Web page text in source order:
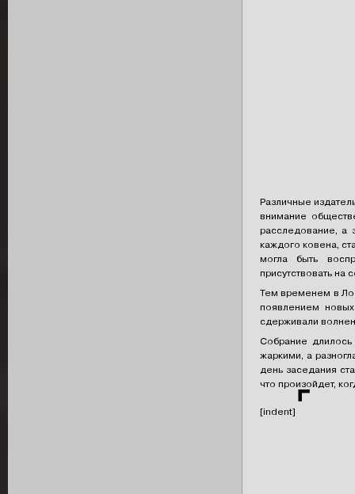
Различные
внимание
расследование, а
каждого ковена,
могла быть
присутствовать на
Тем временем в
появлением
сдерживали
Собрание
жаркими, а
день заседания
что произойдет,
[indent] ⌜